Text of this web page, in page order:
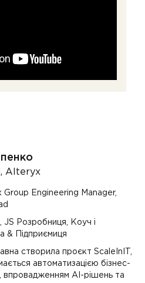
Alteryx
Group Engineering Manager,
JS Розробниця, Коуч і
& Підприємиця
створила проєкт ScaleInIT,
автоматизацією бізнес-
впровадженням AI-рішень та